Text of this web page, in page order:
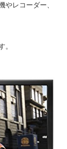
レコーダー、
。